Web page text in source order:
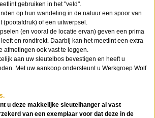
gebruiken in het "veld".
op hun wandeling in de natuur een spoor van
(pootafdruk) of een uitwerpsel.
(en vooral de locatie ervan) geven een prima
en rondtrekt. Daarbij kan het meetlint een extra
afmetingen ook vast te leggen.
aan uw sleutelbos bevestigen en heeft u
Met uw aankoop ondersteunt u Werkgroep Wolf
u deze makkelijke sleutelhanger al vast
van een exemplaar voor dat deze in de